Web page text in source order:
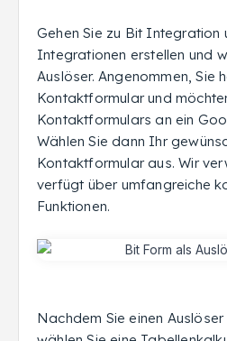
Gehen Sie zu Bit Integration
Integrationen erstellen und
Auslöser. Angenommen, Sie
Kontaktformular und
Kontaktformulars an ein
Wählen Sie dann Ihr
Kontaktformular aus. Wir
verfügt über umfangreiche
Funktionen.
Nachdem Sie einen